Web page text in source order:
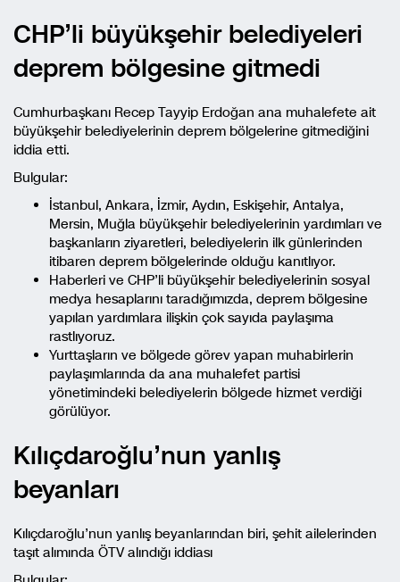
CHP’li büyükşehir belediyeleri
deprem bölgesine gitmedi
Cumhurbaşkanı Recep Tayyip Erdoğan ana muhalefete ait
büyükşehir belediyelerinin deprem bölgelerine gitmediğini
iddia etti.
Bulgular:
İstanbul, Ankara, İzmir, Aydın, Eskişehir, Antalya,
Mersin, Muğla büyükşehir belediyelerinin yardımları ve
başkanların ziyaretleri, belediyelerin ilk günlerinden
itibaren deprem bölgelerinde olduğu kanıtlıyor.
Haberleri ve CHP’li büyükşehir belediyelerinin sosyal
medya hesaplarını taradığımızda, deprem bölgesine
yapılan yardımlara ilişkin çok sayıda paylaşıma
rastlıyoruz.
Yurttaşların ve bölgede görev yapan muhabirlerin
paylaşımlarında da ana muhalefet partisi
yönetimindeki belediyelerin bölgede hizmet verdiği
görülüyor.
Kılıçdaroğlu’nun yanlış
beyanları
Kılıçdaroğlu’nun yanlış beyanlarından biri, şehit ailelerinden
taşıt alımında ÖTV alındığı iddiası